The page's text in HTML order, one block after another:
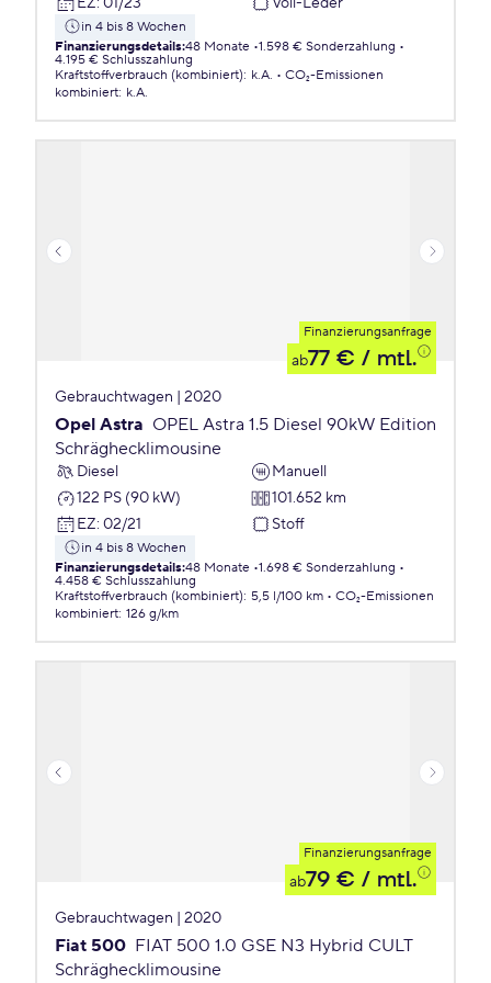
in 4 bis 8 Wochen
Finanzierungsdetails:48 Monate 1.598 € Sonderzahlung
4.195 € Schlusszahlung
Kraftstoffverbrauch (kombiniert): k.A.
CO₂-Emissionen
kombiniert: k.A.
Finanzierungsanfrage
ab77 € / mtl.
Gebrauchtwagen | 2020
Opel Astra OPEL Astra 1.5 Diesel 90kW Edition
Schräghecklimousine
Diesel
Manuell
122 PS (90 kW)
101.652 km
EZ: 02/21 Stoff
in 4 bis 8 Wochen
Finanzierungsdetails:48 Monate 1.698 € Sonderzahlung
4.458 € Schlusszahlung
Kraftstoffverbrauch (kombiniert): 5,5 l/100 km
CO₂-Emissionen
kombiniert: 126 g/km
Finanzierungsanfrage
ab79 € / mtl.
Gebrauchtwagen | 2020
Fiat 500 FIAT 500 1.0 GSE N3 Hybrid CULT
Schräghecklimousine